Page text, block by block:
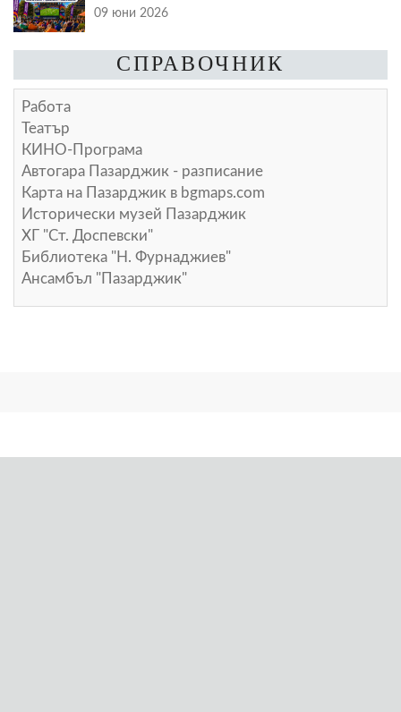
09 юни 2026
СПРАВОЧНИК
Работа
Театър
КИНО-Програма
Автогара Пазарджик - разписание
Карта на Пазарджик в bgmaps.com
Исторически музей Пазарджик
ХГ "Ст. Доспевски"
Библиотека "Н. Фурнаджиев"
Ансамбъл "Пазарджик"